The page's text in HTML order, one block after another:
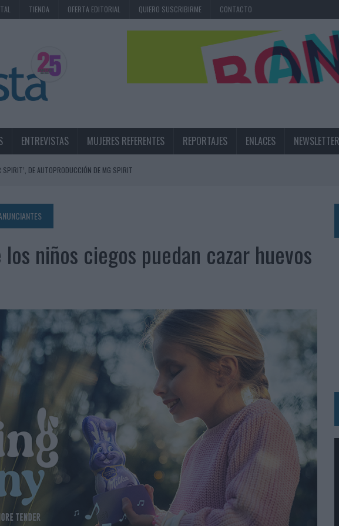
TIENDA OFERTA EDITORIAL QUIERO SUSCRIBIRME CONTACTO
ENTREVISTAS MUJERES REFERENTES REPORTAJES ENLACES NEWSLETTER
SPIRIT’, DE AUTOPRODUCCIÓN DE MG SPIRIT
CON UNA ESTRATEGIA 360º CENTRADA EN EL ORIGEN BARCELONÉS
SINGLE DE ARÓN PIPER EN UNA EXPERIENCIA DE MARCA EN IBIZA
ESTRATEGIA DIGITAL DE LAS MARCAS
EN SOUVENIRS CON IA
MÁLAGA CF
ESPAÑOLAS NO INTEGRAN LA INFANCIA EN SU ESTRATEGIA
EL CONSUMO DE MEDIOS EN VERANO Y SUPERA AL MÓVIL COMO DISPOSITIVO MÁS UTILIZADO
ALCANZA YA AL 62% DE LOS ESPAÑOLES
BASTONI COMO NUEVA DIRECTORA COMERCIAL GLOBAL
PERSONALIZABLE INSPIRADA EN CORNETTO, CALIPPO Y SOLERO
DE LA CREATIVIDAD
URBANA PARA TRANSFORMAR EL PATRIMONIO HISTÓRICO EN ACTIVOS CULTURALES Y ECONÓMICOS
A CASONÁ Y ASUME LA GESTIÓN DE SUS RELACIONES CON LOS MEDIOS
EL PARAÍSO CANARIO EN SU ÚLTIMA CAMPAÑA INTERNACIONAL
“LA CONSTRUCCIÓN DE MARCA A LARGO PLAZO Y LA MEDICIÓN SON DOS CARAS DE LA MISMA
niños ciegos puedan cazar huevos